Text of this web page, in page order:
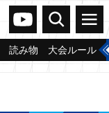
ヴァンガードch
検索 メニュー
読み物 大会ルール